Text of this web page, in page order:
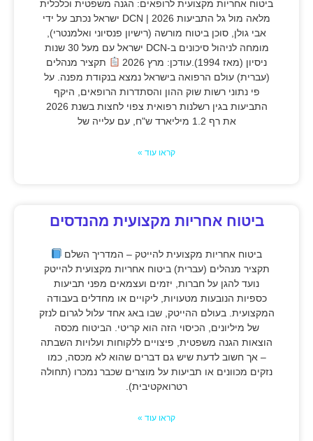
ביטוח אחריות מקצועית לרופאים: הגנה משפטית וכלכלית
מלאה מול גל התביעות 2026 | DCN ישראל נכתב על ידי
אבי גולן, סוכן ביטוח מורשה (רישיון פנסיוני ואלמנטרי),
מומחה לניהול סיכונים ב-DCN ישראל עם מעל 30 שנות
ניסיון (מאז 1994).עודכן: מרץ 2026
תקציר מנהלים
(עברית) עולם הרפואה בישראל נמצא בנקודת מפנה. על
פי נתוני רשות שוק ההון והסתדרות הרופאים, היקף
התביעות בגין רשלנות רפואית צפוי לחצות בשנת 2026
את רף 1.2 מיליארד ש"ח, עם עלייה של
קראו עוד »
ביטוח אחריות מקצועית מהנדסים
ביטוח אחריות מקצועית להייטק – המדריך השלם
תקציר מנהלים (עברית) ביטוח אחריות מקצועית להייטק
נועד להגן על חברות, יזמים ועצמאים מפני תביעות
כספיות הנובעות מטעויות, ליקויים או מחדלים בעבודה
המקצועית. בעולם ההייטק, שבו באג אחד עלול לגרום לנזק
של מיליונים, הכיסוי הזה הוא קריטי. הביטוח מכסה
הוצאות הגנה משפטית, פיצויים ללקוחות ועלויות השבתה
– אך חשוב לדעת שיש גם דברים שהוא לא מכסה, כמו
נזקים מכוונים או תביעות על מוצרים שכבר נמכרו (תחולה
רטרואקטיבית).
קראו עוד »